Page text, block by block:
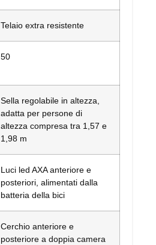
Telaio extra resistente
50
Sella regolabile in altezza,
adatta per persone di
altezza compresa tra 1,57 e
1,98 m
Luci led AXA anteriore e
posteriori, alimentati dalla
batteria della bici
Cerchio anteriore e
posteriore a doppia camera